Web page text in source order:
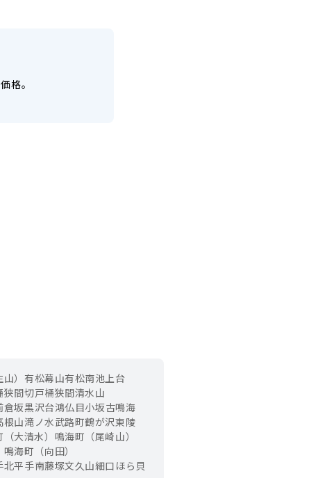
格。
） 有松幕山有松南池上台
狭間切戸桶狭間清水山
倉坂黒沢台鴻仏目小坂古鳴海
根山滝ノ水武路町鶴が沢東陵
大清水） 鳴海町（尾崎山）
鳴海町（向田）
北平手南藤塚文久山細口 ほら貝